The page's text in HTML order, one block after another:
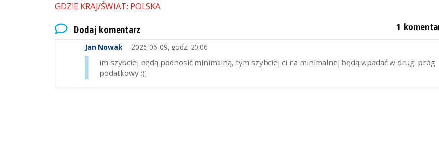
GDZIE KRAJ/ŚWIAT: POLSKA
Dodaj komentarz 1
Jan Nowak 2026-06-09, godz. 20:06
im szybciej będą podnosić minimalną, tym szybciej ci na minimalnej będą wpadać w drugi próg
podatkowy :))